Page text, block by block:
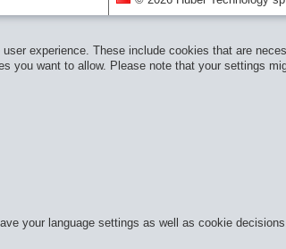
experience. These include cookies that are
you want to allow. Please note that your settings
your language settings as well as cookie